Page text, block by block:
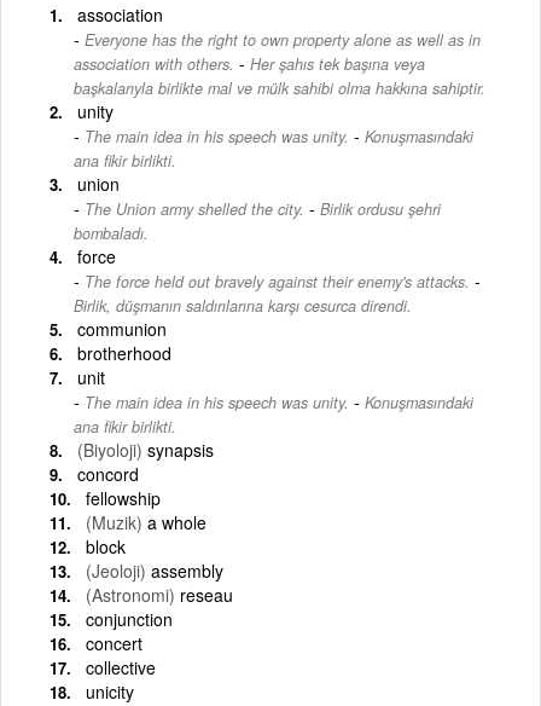
association
Everyone has the right to own property alone as well as in
association with others. - Her şahıs tek başına veya
başkalarıyla birlikte mal ve mülk sahibi olma hakkına sahiptir.
unity
The main idea in his speech was unity. - Konuşmasındaki
ana fikir birlikti.
union
The Union army shelled the city. - Birlik ordusu şehri
bombaladı.
force
The force held out bravely against their enemy's attacks. -
Birlik, düşmanın saldırılarına karşı cesurca direndi.
communion
brotherhood
unit
The main idea in his speech was unity. - Konuşmasındaki
ana fikir birlikti.
(Biyoloji) synapsis
concord
fellowship
(Muzik) a whole
block
(Jeoloji) assembly
(Astronomi) reseau
conjunction
concert
collective
unicity